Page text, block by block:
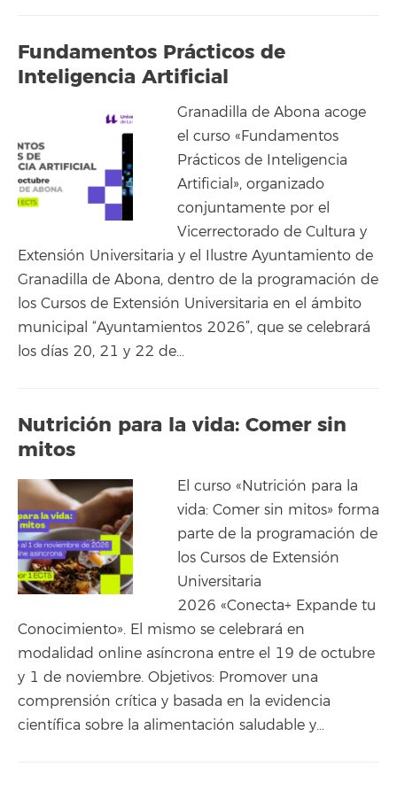
Fundamentos Prácticos de
Inteligencia Artificial
Granadilla de Abona acoge
el curso «Fundamentos
Prácticos de Inteligencia
Artificial», organizado
conjuntamente por el
Vicerrectorado de Cultura y
Extensión Universitaria y el Ilustre Ayuntamiento de
Granadilla de Abona, dentro de la programación de
los Cursos de Extensión Universitaria en el ámbito
municipal “Ayuntamientos 2026”, que se celebrará
los días 20, 21 y 22 de…
Nutrición para la vida: Comer sin
mitos
El curso «Nutrición para la
vida: Comer sin mitos» forma
parte de la programación de
los Cursos de Extensión
Universitaria
2026 «Conecta+ Expande tu
Conocimiento». El mismo se celebrará en
modalidad online asíncrona entre el 19 de octubre
y 1 de noviembre. Objetivos: Promover una
comprensión crítica y basada en la evidencia
científica sobre la alimentación saludable y…